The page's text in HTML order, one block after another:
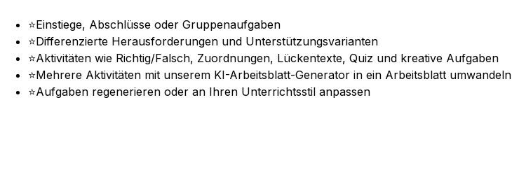
⭐Einstiege, Abschlüsse oder Gruppenaufgaben
⭐Differenzierte Herausforderungen und Unterstützungsvarianten
⭐Aktivitäten wie Richtig/Falsch, Zuordnungen, Lückentexte, Quiz und kreative Aufgaben
⭐Mehrere Aktivitäten mit unserem KI-Arbeitsblatt-Generator in ein Arbeitsblatt umwandeln
⭐Aufgaben regenerieren oder an Ihren Unterrichtsstil anpassen